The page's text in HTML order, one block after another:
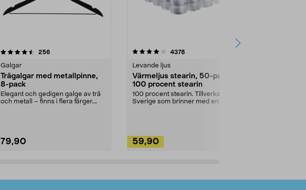
256recensioner
Galgar
Trägalgar med metallpinne,
8-pack
Elegant och gedigen galge av trä
och metall – finns i flera färger.
79,90
4.0av 5 stjärnor 4378recensioner
Levande ljus
Värmeljus stearin, 50-pack,
100 procent stearin
100 procent stearin. Tillverkade i
Sverige som brinner med en
59,90
4.5av 5 stjärnor